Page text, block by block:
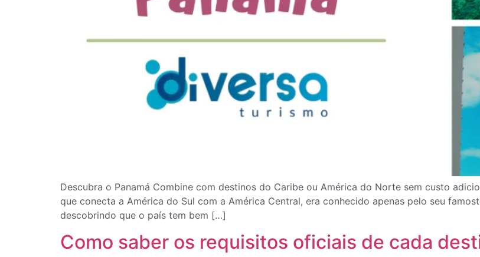
Descubra o Panamá Combine com destinos do Caribe ou América do Norte sem custo
que conecta a América do Sul com a América Central, era conhecido apenas pelo seu
descobrindo que o país tem bem […]
Como saber os requisitos oficiais de cada